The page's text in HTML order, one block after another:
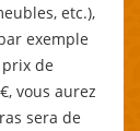
etc.),
exemple
de
vous aurez
sera de